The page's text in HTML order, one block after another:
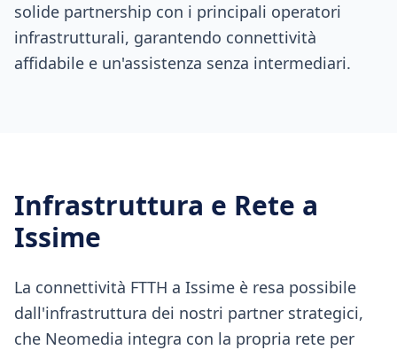
solide partnership con i principali operatori
infrastrutturali, garantendo connettività
affidabile e un'assistenza senza intermediari.
Infrastruttura e Rete a
Issime
La connettività FTTH a Issime è resa possibile
dall'infrastruttura dei nostri partner strategici,
che Neomedia integra con la propria rete per